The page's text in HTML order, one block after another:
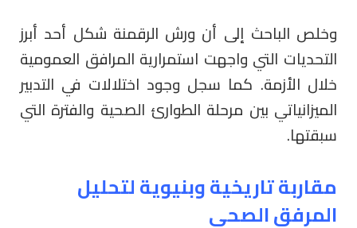
وخلص الباحث إلى أن ورش الرقمنة شكل أحد أبرز
التحديات التي واجهت استمرارية المرافق العمومية
خلال الأزمة. كما سجل وجود اختلالات في التدبير
الميزانياتي بين مرحلة الطوارئ الصحية والفترة التي
سبقتها.
مقاربة تاريخية وبنيوية لتحليل
المرفق الصحي